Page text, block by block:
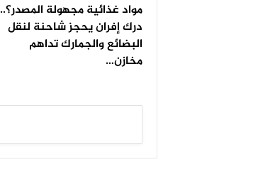
مواد غذائية مجهولة المصدر؟..
درك إفران يحجز شاحنة لنقل
البضائع والجمارك تداهم
مخازن…